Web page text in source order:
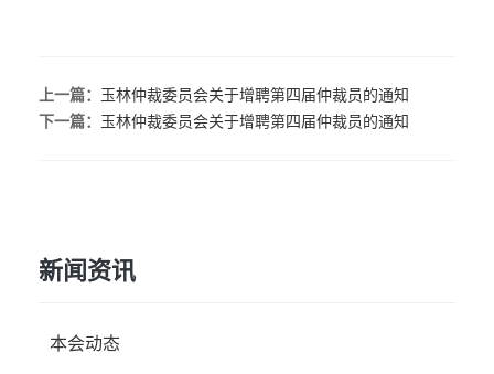
上一篇： 玉林仲裁委员会关于增聘第四届仲裁员的通知
下一篇： 玉林仲裁委员会关于增聘第四届仲裁员的通知
新闻资讯
本会动态